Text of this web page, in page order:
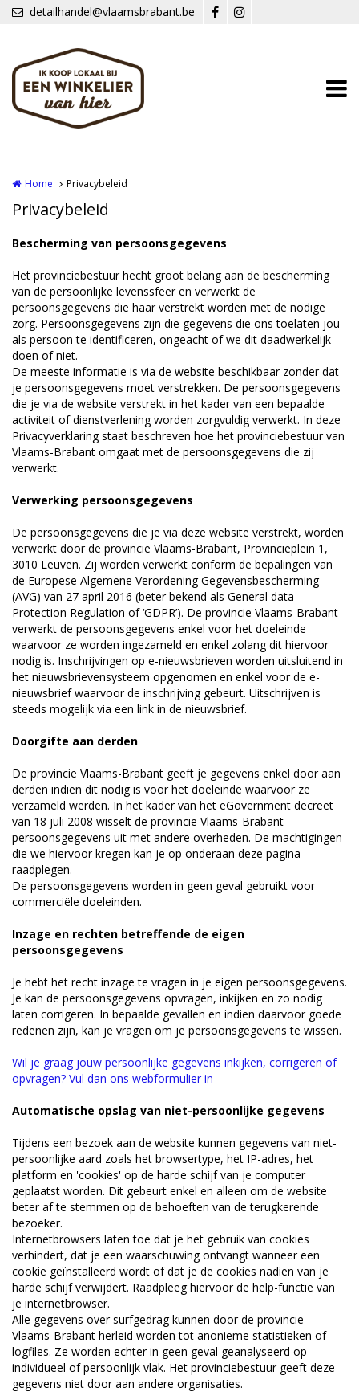
Overslaan en naar de inhoud gaan
detailhandel@vlaamsbrabant.be
Home Privacybeleid
Privacybeleid
Bescherming van persoonsgegevens
Het provinciebestuur hecht groot belang aan de bescherming
van de persoonlijke levenssfeer en verwerkt de
persoonsgegevens die haar verstrekt worden met de nodige
zorg. Persoonsgegevens zijn die gegevens die ons toelaten jou
als persoon te identificeren, ongeacht of we dit daadwerkelijk
doen of niet.
De meeste informatie is via de website beschikbaar zonder dat
je persoonsgegevens moet verstrekken. De persoonsgegevens
die je via de website verstrekt in het kader van een bepaalde
activiteit of dienstverlening worden zorgvuldig verwerkt. In deze
Privacyverklaring staat beschreven hoe het provinciebestuur van
Vlaams-Brabant omgaat met de persoonsgegevens die zij
verwerkt.
Verwerking persoonsgegevens
De persoonsgegevens die je via deze website verstrekt, worden
verwerkt door de provincie Vlaams-Brabant, Provincieplein 1,
3010 Leuven. Zij worden verwerkt conform de bepalingen van
de Europese Algemene Verordening Gegevensbescherming
(AVG) van 27 april 2016 (beter bekend als General data
Protection Regulation of ‘GDPR’). De provincie Vlaams-Brabant
verwerkt de persoonsgegevens enkel voor het doeleinde
waarvoor ze worden ingezameld en enkel zolang dit hiervoor
nodig is. Inschrijvingen op e-nieuwsbrieven worden uitsluitend in
het nieuwsbrievensysteem opgenomen en enkel voor de e-
nieuwsbrief waarvoor de inschrijving gebeurt. Uitschrijven is
steeds mogelijk via een link in de nieuwsbrief.
Doorgifte aan derden
De provincie Vlaams-Brabant geeft je gegevens enkel door aan
derden indien dit nodig is voor het doeleinde waarvoor ze
verzameld werden. In het kader van het eGovernment decreet
van 18 juli 2008 wisselt de provincie Vlaams-Brabant
persoonsgegevens uit met andere overheden. De machtigingen
die we hiervoor kregen kan je op onderaan deze pagina
raadplegen.
De persoonsgegevens worden in geen geval gebruikt voor
commerciële doeleinden.
Inzage en rechten betreffende de eigen
persoonsgegevens
Je hebt het recht inzage te vragen in je eigen persoonsgegevens.
Je kan de persoonsgegevens opvragen, inkijken en zo nodig
laten corrigeren. In bepaalde gevallen en indien daarvoor goede
redenen zijn, kan je vragen om je persoonsgegevens te wissen.
Wil je graag jouw persoonlijke gegevens inkijken, corrigeren of
opvragen? Vul dan ons webformulier in
Automatische opslag van niet-persoonlijke gegevens
Tijdens een bezoek aan de website kunnen gegevens van niet-
persoonlijke aard zoals het browsertype, het IP-adres, het
platform en 'cookies' op de harde schijf van je computer
geplaatst worden. Dit gebeurt enkel en alleen om de website
beter af te stemmen op de behoeften van de terugkerende
bezoeker.
Internetbrowsers laten toe dat je het gebruik van cookies
verhindert, dat je een waarschuwing ontvangt wanneer een
cookie geïnstalleerd wordt of dat je de cookies nadien van je
harde schijf verwijdert. Raadpleeg hiervoor de help-functie van
je internetbrowser.
Alle gegevens over surfgedrag kunnen door de provincie
Vlaams-Brabant herleid worden tot anonieme statistieken of
logfiles. Ze worden echter in geen geval geanalyseerd op
individueel of persoonlijk vlak. Het provinciebestuur geeft deze
gegevens niet door aan andere organisaties.